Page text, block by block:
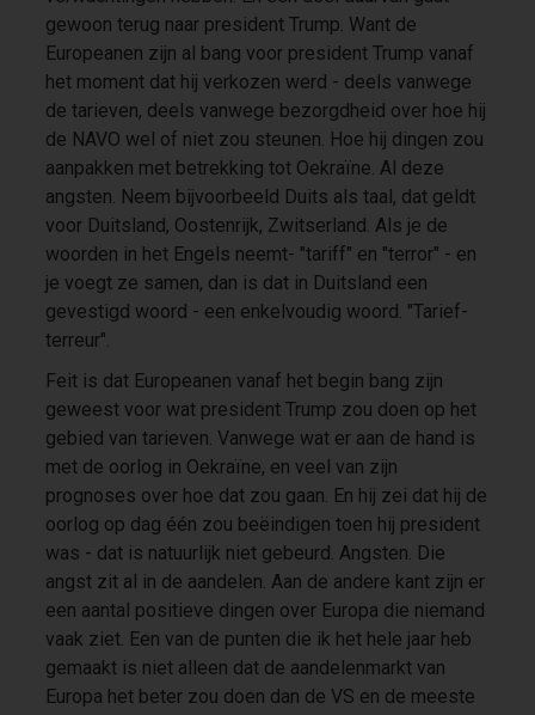
gewoon terug naar president Trump. Want de
Europeanen zijn al bang voor president Trump vanaf
het moment dat hij verkozen werd - deels vanwege
de tarieven, deels vanwege bezorgdheid over hoe hij
de NAVO wel of niet zou steunen. Hoe hij dingen zou
aanpakken met betrekking tot Oekraïne. Al deze
angsten. Neem bijvoorbeeld Duits als taal, dat geldt
voor Duitsland, Oostenrijk, Zwitserland. Als je de
woorden in het Engels neemt- "tariff" en "terror" - en
je voegt ze samen, dan is dat in Duitsland een
gevestigd woord - een enkelvoudig woord. "Tarief-
terreur".
Feit is dat Europeanen vanaf het begin bang zijn
geweest voor wat president Trump zou doen op het
gebied van tarieven. Vanwege wat er aan de hand is
met de oorlog in Oekraïne, en veel van zijn
prognoses over hoe dat zou gaan. En hij zei dat hij de
oorlog op dag één zou beëindigen toen hij president
was - dat is natuurlijk niet gebeurd. Angsten. Die
angst zit al in de aandelen. Aan de andere kant zijn er
een aantal positieve dingen over Europa die niemand
vaak ziet. Een van de punten die ik het hele jaar heb
gemaakt is niet alleen dat de aandelenmarkt van
Europa het beter zou doen dan de VS en de meeste